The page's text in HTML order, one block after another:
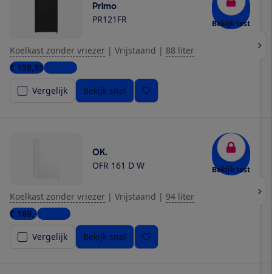
Primo
PR121FR Bekijk test
Koelkast zonder vriezer | Vrijstaand | 88 liter
€ 159,951 winkel
Vergelijk
Bekijk snel
OK.
OFR 161 D W Bekijk test
Koelkast zonder vriezer | Vrijstaand | 94 liter
€ 169,-1 winkel
Vergelijk
Bekijk snel